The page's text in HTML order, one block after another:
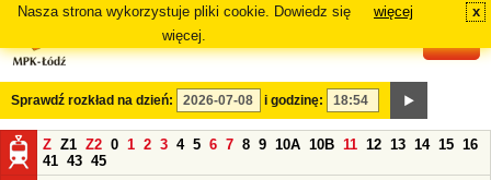
Nasza strona wykorzystuje pliki cookie. Dowiedz się
więcej.
więcej x
Sprawdź rozkład na dzień: i godzinę:
Z Z1 Z2 0 1 2 3 4 5 6 7 8 9 10A 10B 11 12 13 14 15 16
41 43 45